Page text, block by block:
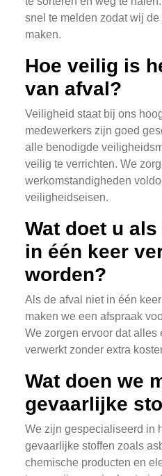
snel te melden zodat wij
maken.
Hoe veilig is
van afval?
Veiligheid staat bij ons
medewerkers zijn goed
alle benodigde
veilig te verrichten. We
werkomstandigheden
veiligheidseisen.
Wat doet u
in één keer
worden?
Als de afval niet in één
maken we een afspraak
We zorgen ervoor dat alles
verwerkt zonder extra
Wat doen we
gevaarlijke
We zijn gespecialiseerd in
gevaarlijke stoffen zoals
chemische producten en